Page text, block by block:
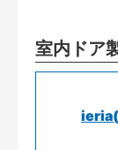
室内ドア
ieria(